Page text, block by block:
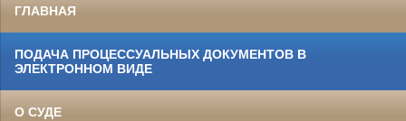
ГЛАВНАЯ
ПОДАЧА ПРОЦЕССУАЛЬНЫХ ДОКУМЕНТОВ В
ЭЛЕКТРОННОМ ВИДЕ
О СУДЕ